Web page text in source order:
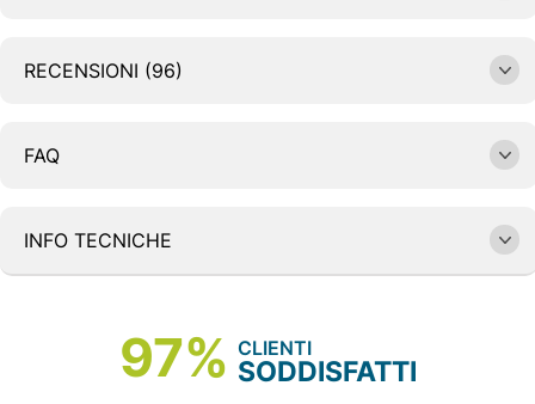
RECENSIONI (96)
FAQ
INFO TECNICHE
97% CLIENTI
SODDISFATTI